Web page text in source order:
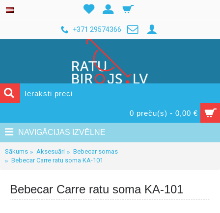
+371 29574366
0 preču(s) - 0,00 €
NAVIGĀCIJAS IZVĒLNE
Sākums Aksesuāri
Bebecar somas
Bebecar Carre ratu soma KA-101
Bebecar Carre ratu soma KA-101